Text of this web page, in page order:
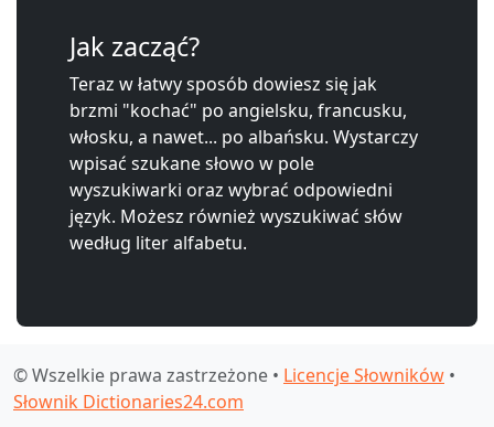
Jak zacząć?
Teraz w łatwy sposób dowiesz się jak
brzmi "kochać" po angielsku, francusku,
włosku, a nawet... po albańsku. Wystarczy
wpisać szukane słowo w pole
wyszukiwarki oraz wybrać odpowiedni
język. Możesz również wyszukiwać słów
według liter alfabetu.
© Wszelkie prawa zastrzeżone • Licencje Słowników •
Słownik Dictionaries24.com